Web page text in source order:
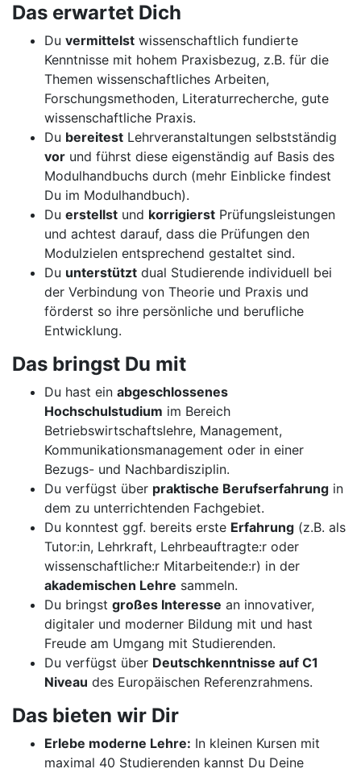
Das erwartet Dich
Du vermittelst wissenschaftlich fundierte
Kenntnisse mit hohem Praxisbezug, z.B. für die
Themen wissenschaftliches Arbeiten,
Forschungsmethoden, Literaturrecherche, gute
wissenschaftliche Praxis.
Du bereitest Lehrveranstaltungen selbstständig
vor und führst diese eigenständig auf Basis des
Modulhandbuchs durch (mehr Einblicke findest
Du im Modulhandbuch).
Du erstellst und korrigierst Prüfungsleistungen
und achtest darauf, dass die Prüfungen den
Modulzielen entsprechend gestaltet sind.
Du unterstützt dual Studierende individuell bei
der Verbindung von Theorie und Praxis und
förderst so ihre persönliche und berufliche
Entwicklung.
Das bringst Du mit
Du hast ein abgeschlossenes
Hochschulstudium im Bereich
Betriebswirtschaftslehre, Management,
Kommunikationsmanagement oder in einer
Bezugs- und Nachbardisziplin.
Du verfügst über praktische Berufserfahrung in
dem zu unterrichtenden Fachgebiet.
Du konntest ggf. bereits erste Erfahrung (z.B. als
Tutor:in, Lehrkraft, Lehrbeauftragte:r oder
wissenschaftliche:r Mitarbeitende:r) in der
akademischen Lehre sammeln.
Du bringst großes Interesse an innovativer,
digitaler und moderner Bildung mit und hast
Freude am Umgang mit Studierenden.
Du verfügst über Deutschkenntnisse auf C1
Niveau des Europäischen Referenzrahmens.
Das bieten wir Dir
Erlebe moderne Lehre: In kleinen Kursen mit
maximal 40 Studierenden kannst Du Deine